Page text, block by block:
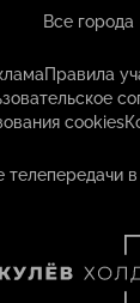
Все города
Правила
cookies
телепередачи